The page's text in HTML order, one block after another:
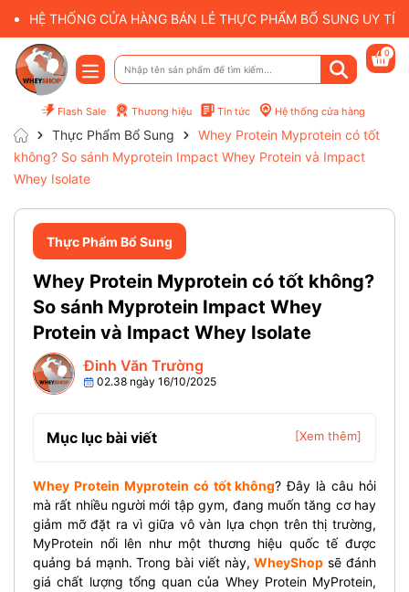
HỆ THỐNG CỬA HÀNG BÁN LẺ THỰC PHẨM BỔ SUNG UY
Flash Sale Thương hiệu Tin tức Hệ thống cửa hàng
0
Thực Phẩm Bổ Sung
Whey Protein Myprotein có tốt
không? So sánh Myprotein Impact Whey Protein và Impact
Whey Isolate
Thực Phẩm Bổ Sung
Whey Protein Myprotein có tốt không?
So sánh Myprotein Impact Whey
Protein và Impact Whey Isolate
Đinh Văn Trường
02.38 ngày 16/10/2025
Mục lục bài viết [Xem thêm]
Whey Protein Myprotein có tốt không? Đây là câu hỏi
mà rất nhiều người mới tập gym, đang muốn tăng cơ hay
giảm mỡ đặt ra vì giữa vô vàn lựa chọn trên thị trường,
MyProtein nổi lên như một thương hiệu quốc tế được
quảng bá mạnh. Trong bài viết này,WheyShop sẽ đánh
giá chất lượng tổng quan của Whey Protein MyProtein,